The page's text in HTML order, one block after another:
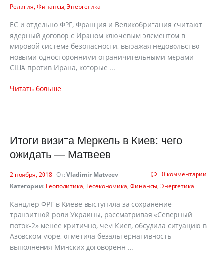
Религия Финансы Энергетика
ЕС и отдельно ФРГ, Франция и Великобритания считают
ядерный договор с Ираном ключевым элементом в
мировой системе безопасности, выражая недовольство
новыми односторонними ограничительными мерами
США против Ирана, которые ...
Читать больше
Итоги визита Меркель в Киев: чего
ожидать — Матвеев
0 комментарии
2 ноября, 2018 От: Vladimir Matveev
Категории: Геополитика Геоэкономика Финансы Энергетика
Канцлер ФРГ в Киеве выступила за сохранение
транзитной роли Украины, рассматривая «Северный
поток-2» менее критично, чем Киев, обсудила ситуацию в
Азовском море, отметила безальтернативность
выполнения Минских договоренн ...